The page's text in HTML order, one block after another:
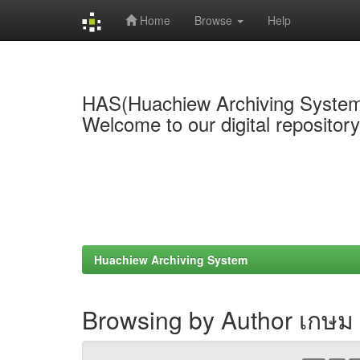
Home Browse Help
HAS(Huachiew Archiving
Welcome to our digital
Huachiew Archiving System
Browsing by Author เกษ